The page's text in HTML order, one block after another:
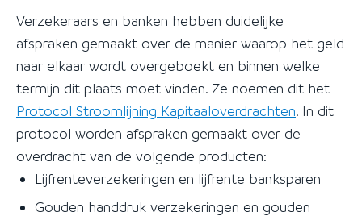
Verzekeraars en banken hebben duidelijke
afspraken gemaakt over de manier waarop het geld
naar elkaar wordt overgeboekt en binnen welke
termijn dit plaats moet vinden. Ze noemen dit het
Protocol Stroomlijning Kapitaaloverdrachten. In dit
protocol worden afspraken gemaakt over de
overdracht van de volgende producten:
Lijfrenteverzekeringen en lijfrente banksparen
Gouden handdruk verzekeringen en gouden